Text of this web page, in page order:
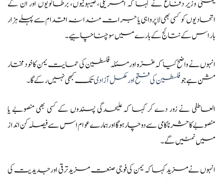
یمنی وزیر دفاع نے کہا کہ امریکی، صیہونیوں، برطانویوں اور ان کے
اتحادیوں کو کسی بھی لاپرواہی یا جرات مندانہ اقدام سے پہلے ہزار
بار اس کے نتائج کے بارے میں سوچنا چاہیے۔
انہوں نے واضح کیا کہ غزہ اور مسئلہ فلسطین کی حمایت یمن کا خود مختار
مشن ہے جوفلسطین کی فتح اور مکمل آزادیتک کبھی نہیں رکے گا۔
العاطفی نے زور دے کر کہا کہ علیحدگی پسندوں کے کسی بھی منصوبے یا
منصوبے کا حشر ناکامی سے دوچار ہوگا اور ہمارے عوام اس سے فیصلہ کن انداز
میں نمٹیں گے۔
انہوں نے مزید کہا کہ یمن کی فوجی صنعت مزید ترقی اور جدیدیت کی